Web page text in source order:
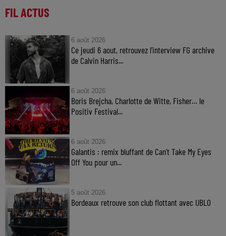
FIL ACTUS
6 août 2026
Ce jeudi 6 aout, retrouvez l'interview FG archive
de Calvin Harris...
6 août 2026
Boris Brejcha, Charlotte de Witte, Fisher… le
Positiv Festival...
6 août 2026
Galantis : remix bluffant de Can’t Take My Eyes
Off You pour un...
5 août 2026
Bordeaux retrouve son club flottant avec UBLO